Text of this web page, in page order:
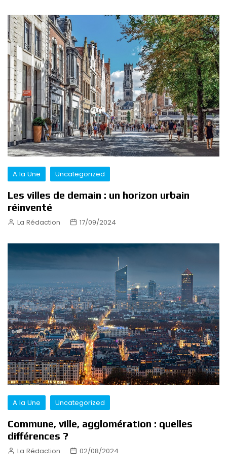
A la Une Uncategorized
Les villes de demain : un horizon urbain
réinventé
La Rédaction 17/09/2024
A la Une Uncategorized
Commune, ville, agglomération : quelles
différences ?
La Rédaction 02/08/2024